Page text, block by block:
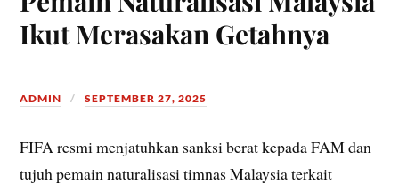
Ikut Merasakan Getahnya
ADMIN SEPTEMBER 27, 2025
FIFA resmi menjatuhkan sanksi berat kepada FAM dan
tujuh pemain naturalisasi timnas Malaysia terkait